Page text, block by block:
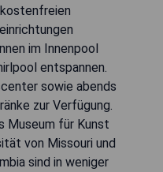
im Innenpool
entspannen.
sowie abends
zur Verfügung.
Museum für Kunst
von Missouri und
sind in weniger